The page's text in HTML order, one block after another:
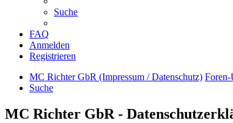
Suche
FAQ
Anmelden
Registrieren
MC Richter GbR (Impressum / Datenschutz) Foren-
Suche
MC Richter GbR -